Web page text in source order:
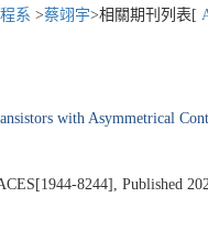
系 >蔡翊宇>相關期刊列表[
with Asymmetrical
8244], Published